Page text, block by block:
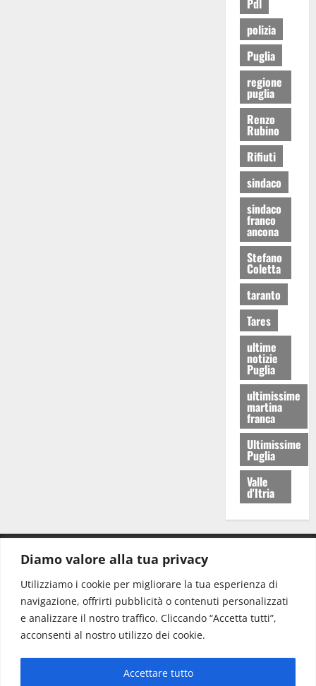
Diamo valore alla tua privacy
Utilizziamo i cookie per migliorare la tua esperienza di
navigazione, offrirti pubblicità o contenuti personalizzati
e analizzare il nostro traffico. Cliccando “Accetta tutti”,
acconsenti al nostro utilizzo dei cookie.
Accettare tutto
Pdl
polizia
Puglia
regione
puglia
Renzo
Rubino
Rifiuti
sindaco
sindaco
franco
ancona
Stefano
Coletta
taranto
Tares
ultime
notizie
Puglia
ultimissime
martina
franca
Ultimissime
Puglia
Valle
d'Itria
Redazione: redazione@www.martinasera.it
Direttore:direttore@www.martinasera.it
Info & Commerciale:info@www.martinasera.it